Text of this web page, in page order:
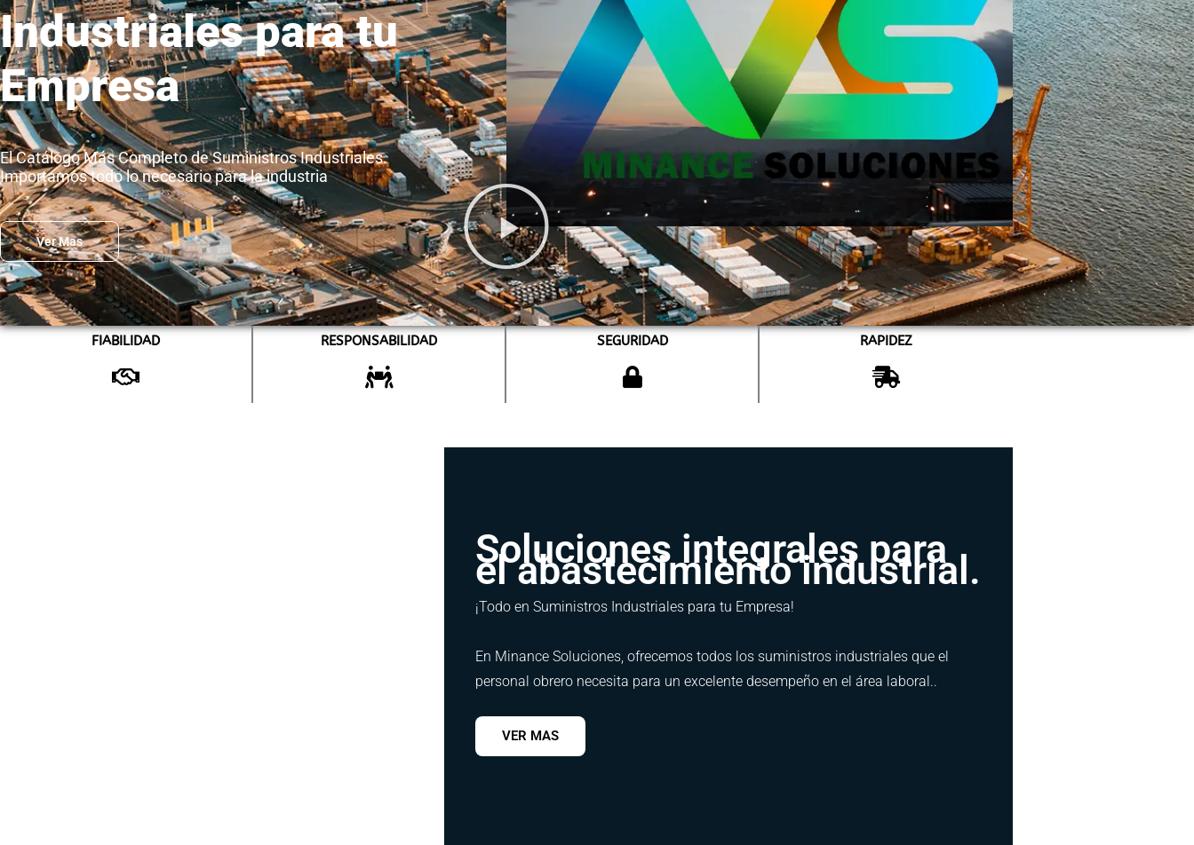
Industriales para tu
Empresa
El Catálogo Más Completo de Suministros Industriales.
Importamos todo lo necesario para la industria
Ver Mas
FIABILIDAD RESPONSABILIDAD SEGURIDAD RAPIDEZ
Soluciones integrales para
el abastecimiento industrial.
¡Todo en Suministros Industriales para tu Empresa!
En Minance Soluciones, ofrecemos todos los suministros industriales que el
personal obrero necesita para un excelente desempeño en el área laboral..
VER MAS